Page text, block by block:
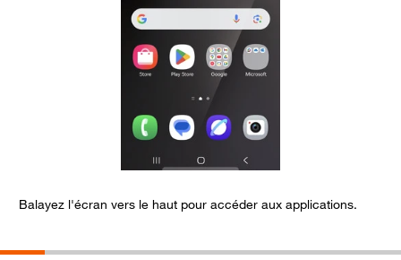
Balayez l'écran vers le haut pour accéder aux applications.